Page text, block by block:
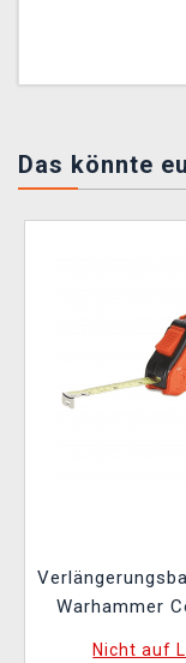
Das könnte
Warhammer
Nicht auf